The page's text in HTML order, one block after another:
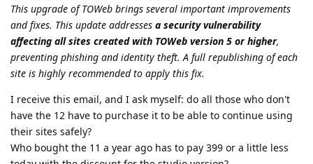
This upgrade of TOWeb brings several important improvements
and fixes. This update addresses a security vulnerability
affecting all sites created with TOWeb version 5 or higher,
preventing phishing and identity theft. A full republishing of each
site is highly recommended to apply this fix.
I receive this email, and I ask myself: do all those who don't
have the 12 have to purchase it to be able to continue using
their sites safely?
Who bought the 11 a year ago has to pay 399 or a little less